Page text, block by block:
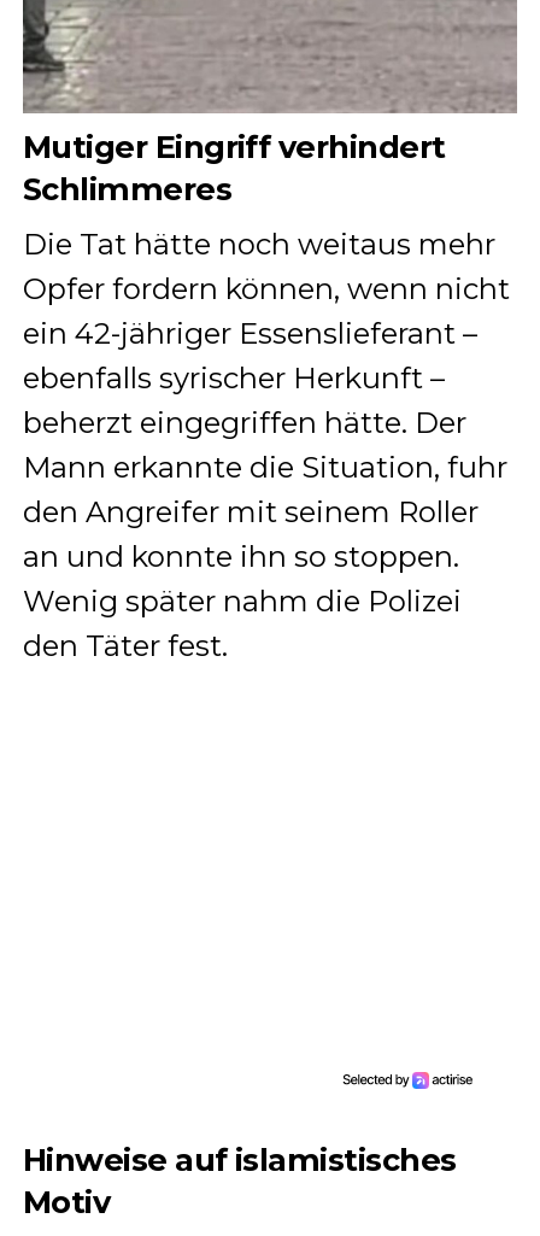
Mutiger Eingriff verhindert
Schlimmeres
Die Tat hätte noch weitaus mehr
Opfer fordern können, wenn nicht
ein 42-jähriger Essenslieferant –
ebenfalls syrischer Herkunft –
beherzt eingegriffen hätte. Der
Mann erkannte die Situation, fuhr
den Angreifer mit seinem Roller
an und konnte ihn so stoppen.
Wenig später nahm die Polizei
den Täter fest.
Hinweise auf islamistisches
Motiv